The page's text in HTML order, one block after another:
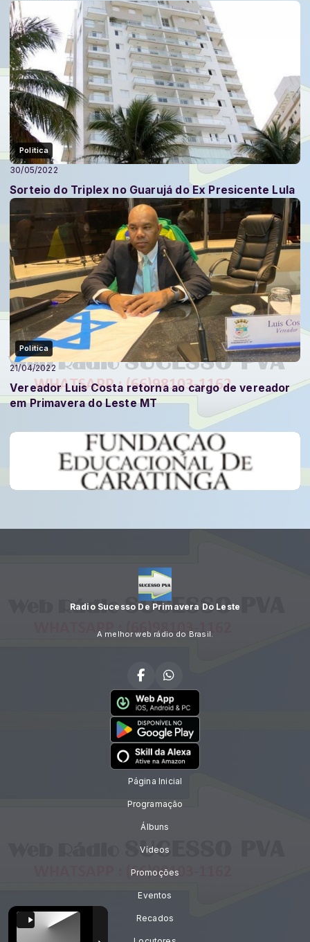
Politica
30/05/2022
Sorteio do Triplex no Guarujá do Ex Presicente Lula
Politica
21/04/2022
Vereador Luis Costa retorna ao cargo de vereador
em Primavera do Leste MT
Radio Sucesso De Primavera Do Leste
A melhor web rádio do Brasil.
Página Inicial
Programação
Álbuns
Vídeos
Promoções
Eventos
Recados